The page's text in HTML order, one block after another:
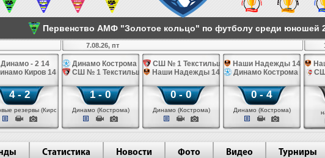
Первенство АМФ "Золотое кольцо" по футболу среди юношей
Динамо - 2 14
Киров 14
4 - 2
резервы (Киров)
7.08.26, пт
Динамо Кострома 14
СШ № 1 Текстильщик 14
1 - 0
Динамо (Кострома)
СШ № 1 Текстильщик 14
Наши Надежды 14
0 - 0
Динамо (Кострома)
Наши Надежды 14
Динамо Кострома 14
0 - 4
Динамо (Кострома)
СШ
Статистика Новости Фото Видео Турниры